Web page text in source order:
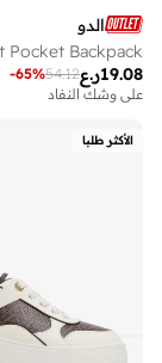
الدو
ر.ع19.08
54.12
-65%
على وشك النفاد
الأكثر طلبا